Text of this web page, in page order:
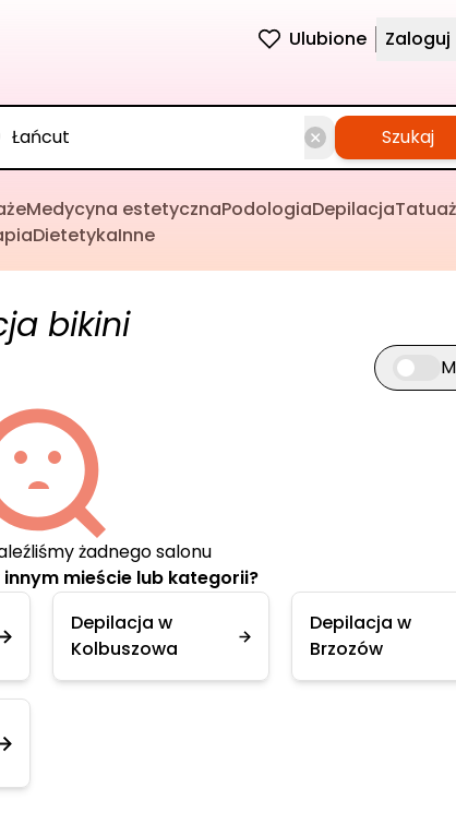
Ulubione Zaloguj
Szukaj
Medycyna estetycznaPodologiaDepilacja
DietetykaInne
bikini
żadnego salonu
mieście lub kategorii?
Depilacja w
Kolbuszowa
Depilacja w
Brzozów